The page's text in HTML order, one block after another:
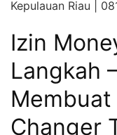
Izin
Langkah
Changer